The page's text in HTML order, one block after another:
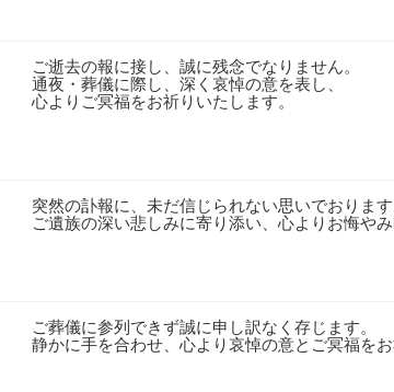
ご逝去の報に接し、誠に残念でなりません。
通夜・葬儀に際し、深く哀悼の意を表し、
心よりご冥福をお祈りいたします。
突然の訃報に、未だ信じられない思いでおります
ご遺族の深い悲しみに寄り添い、心よりお悔やみ
ご葬儀に参列できず誠に申し訳なく存じます。
静かに手を合わせ、心より哀悼の意とご冥福をお